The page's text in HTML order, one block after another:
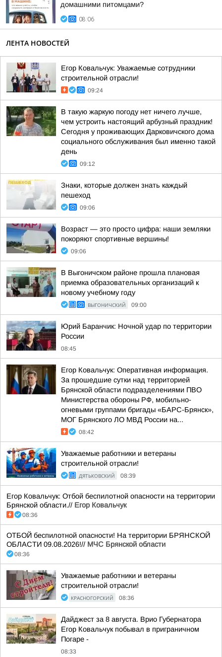
домашними питомцами?
08:06
ЛЕНТА НОВОСТЕЙ
Егор Ковальчук: Уважаемые сотрудники
строительной отрасли!
09:24
В такую жаркую погоду нет ничего лучше,
чем устроить настоящий арбузный праздник!
Сегодня у проживающих Дарковичского дома
социального обслуживания был именно такой
день
09:12
Знаки, которые должен знать каждый
пешеход
09:06
Возраст — это просто цифра: наши земляки
покоряют спортивные вершины!
09:06
В Выгоничском районе прошла плановая
приемка образовательных организаций к
новому учебному году
ВЫГОНИЧСКИЙ 09:00
Юрий Баранчик: Ночной удар по территории
России
08:45
Егор Ковальчук: Оперативная информация.
За прошедшие сутки над территорией
Брянской области подразделениями ПВО
Министерства обороны РФ, мобильно-
огневыми группами бригады «БАРС-Брянск»,
МОГ Брянского ЛО МВД России на...
08:42
Уважаемые работники и ветераны
строительной отрасли!
ДЯТЬКОВСКИЙ 08:39
Егор Ковальчук: Отбой беспилотной опасности на территории
Брянской области.// Егор Ковальчук
08:36
ОТБОЙ беспилотной опасности! На территории БРЯНСКОЙ
ОБЛАСТИ 09.08.2026!// МЧС Брянской области
08:36
Уважаемые работники и ветераны
строительной отрасли!
КРАСНОГОРСКИЙ 08:36
Дайджест за 8 августа. Врио Губернатора
Егор Ковальчук побывал в приграничном
Погаре -
08:33